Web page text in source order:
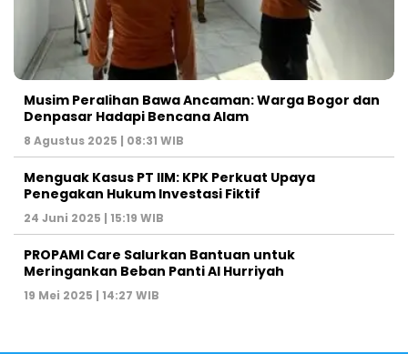
Musim Peralihan Bawa Ancaman: Warga Bogor dan
Denpasar Hadapi Bencana Alam
8 Agustus 2025 | 08:31 WIB
Menguak Kasus PT IIM: KPK Perkuat Upaya
Penegakan Hukum Investasi Fiktif
24 Juni 2025 | 15:19 WIB
PROPAMI Care Salurkan Bantuan untuk
Meringankan Beban Panti Al Hurriyah
19 Mei 2025 | 14:27 WIB